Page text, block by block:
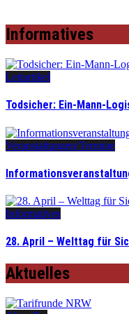
Informatives
Leitartikel
Todsicher: Ein-Mann-
Veranstaltungen/Termine
Informatives
28. April – Welttag für
Aktuelles